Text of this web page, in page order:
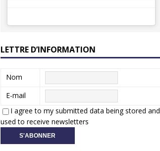
LETTRE D’INFORMATION
Nom
E-mail
I agree to my submitted data being stored and
used to receive newsletters